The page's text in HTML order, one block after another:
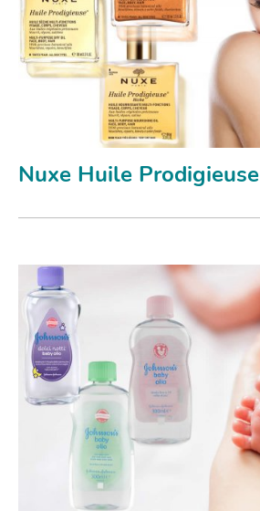
Nuxe Huile Prodigieuse